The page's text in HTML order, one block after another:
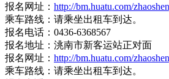
报名网址： http://bm.huatu.com/
乘车路线：请乘坐出租车到达。
报名电话：0436-6368567
报名地址：洮南市新客运站正对面
报名网址： http://bm.huatu.com/
乘车路线：请乘坐出租车到达。